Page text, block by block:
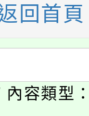
情可洽有
習
及科技
案入校路
育專業人
29、30在
於龍潭區
回首頁
容類型